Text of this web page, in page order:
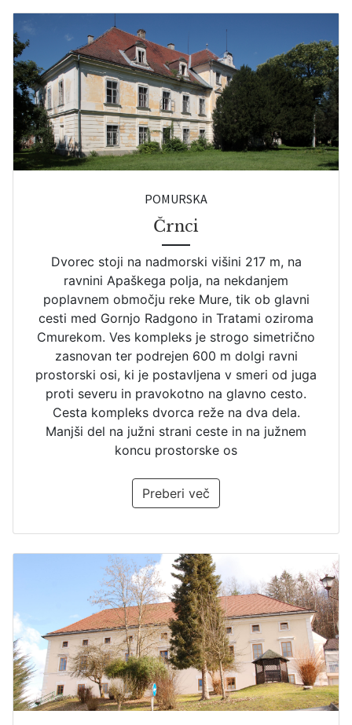
POMURSKA
Črnci
Dvorec stoji na nadmorski višini 217 m, na
ravnini Apaškega polja, na nekdanjem
poplavnem območju reke Mure, tik ob glavni
cesti med Gornjo Radgono in Tratami oziroma
Cmurekom. Ves kompleks je strogo simetrično
zasnovan ter podrejen 600 m dolgi ravni
prostorski osi, ki je postavljena v smeri od juga
proti severu in pravokotno na glavno cesto.
Cesta kompleks dvorca reže na dva dela.
Manjši del na južni strani ceste in na južnem
koncu prostorske os
Preberi več